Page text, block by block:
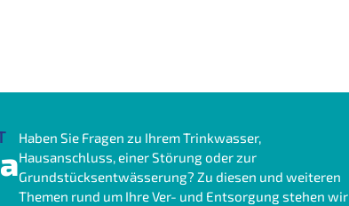
Haben Sie Fragen zu Ihrem Trinkwasser,
Hausanschluss, einer Störung oder zur
Grundstücksentwässerung? Zu diesen und weiteren
Themen rund um Ihre Ver- und Entsorgung stehen wir